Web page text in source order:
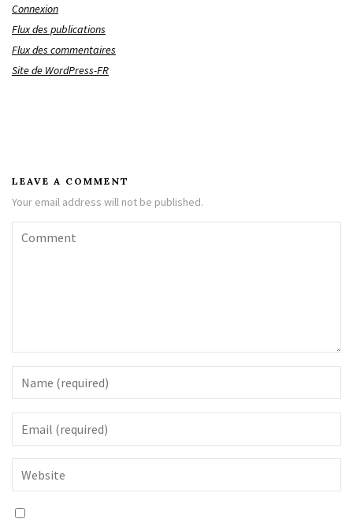
Connexion
Flux des publications
Flux des commentaires
Site de WordPress-FR
LEAVE A COMMENT
Your email address will not be published.